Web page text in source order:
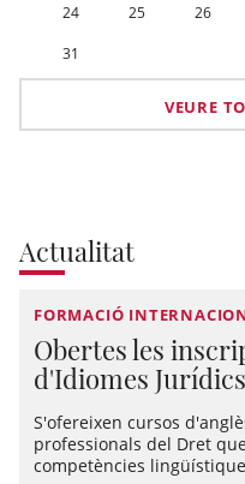
24
25 26
31
VEURE
Actualitat
FORMACIÓ
Obertes les
d'Idiomes
S'ofereixen cursos
professionals del Dret
competències